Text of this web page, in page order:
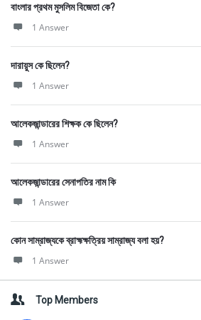
বাংলার প্রথম মুসলিম বিজেতা কে?
1 Answer
দারায়ুস কে ছিলেন?
1 Answer
আলেকজান্ডারের শিক্ষক কে ছিলেন?
1 Answer
আলেকজান্ডারের সেনাপতির নাম কি
1 Answer
কোন সাম্রাজ্যকে ব্রাহ্মক্ষত্রিয় সাম্রাজ্য বলা হয়?
1 Answer
Top Members